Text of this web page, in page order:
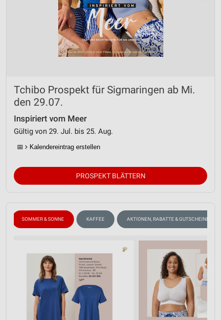
Tchibo Prospekt für Sigmaringen ab Mi.
den 29.07.
Inspiriert vom Meer
Gültig von 29. Jul. bis 25. Aug.
📅 Kalendereintrag erstellen
PROSPEKT BLÄTTERN
SOMMER & SONNE KAFFEE AKTIONEN, RABATTE & GUTSCHEINE